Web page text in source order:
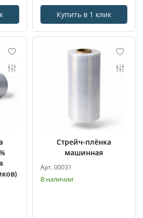
Купить в 1 клик
Стрейч-плёнка
машинная
Арт. 00031
В наличии